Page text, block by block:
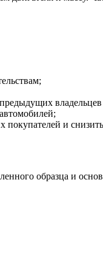
владельцев
и
образца и